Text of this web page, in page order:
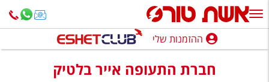
ההזמנות שלי
נופש בארץ
ההזמנות שלי
חברת התעופה אייר בלטיק